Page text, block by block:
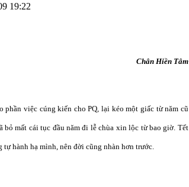
19:22
Chân Hiền Tâm
phần việc cúng kiến cho PQ, lại kéo một giấc từ năm cũ
mất cái tục đầu năm đi lễ chùa xin lộc từ bao giờ. Tết
hành hạ mình, nên đời cũng nhàn hơn trước.